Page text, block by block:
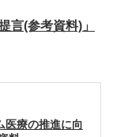
言(参考資料)」
医療の推進に向